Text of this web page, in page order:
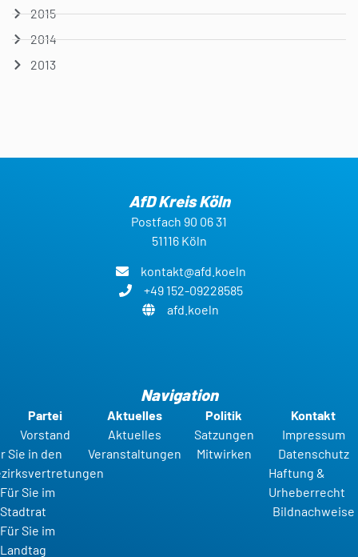
2015
2014
2013
AfD Kreis Köln
Postfach 90 06 31
51116 Köln
kontakt@afd.koeln
+49 152-09228585
afd.koeln
Navigation
Partei
Vorstand
Sie in den
Für Sie im
Stadtrat
Für Sie im
Landtag
Aktuelles
Aktuelles
Veranstaltungen
Politik
Satzungen
Mitwirken
Kontakt
Impressum
Datenschutz
Haftung &
Urheberrecht
Bildnachweise